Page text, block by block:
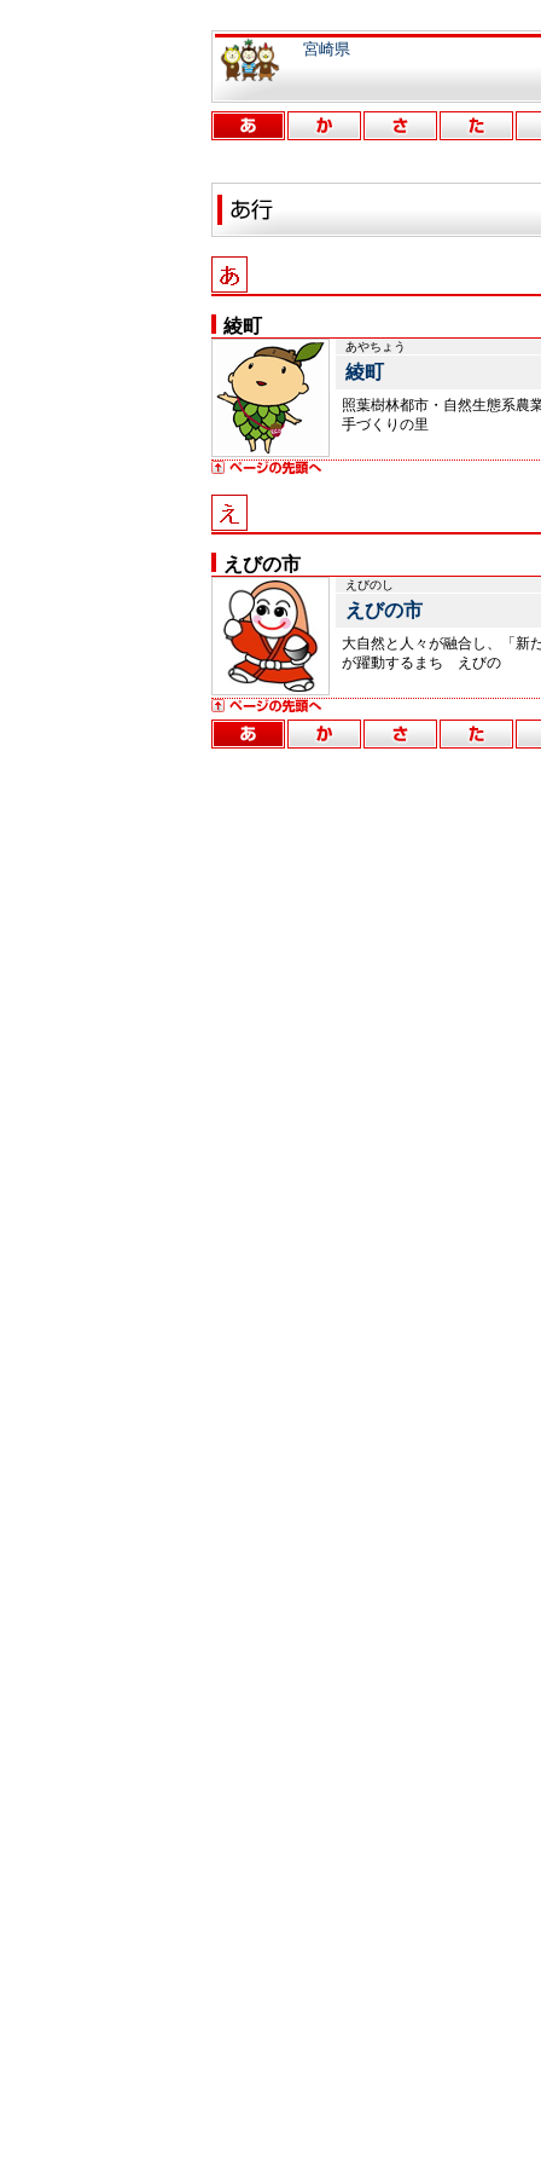
宮崎県
綾町
あやちょう
綾町
照葉樹林都市・自然生態系農
手づくりの里
えびの市
えびのし
えびの市
大自然と人々が融合し、「新
が躍動するまち えびの